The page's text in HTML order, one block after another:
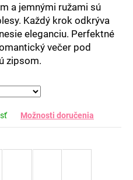
a jemnými ružami sú
Každý krok odkrýva
eleganciu. Perfektné
večer pod
zipsom.
Možnosti doručenia